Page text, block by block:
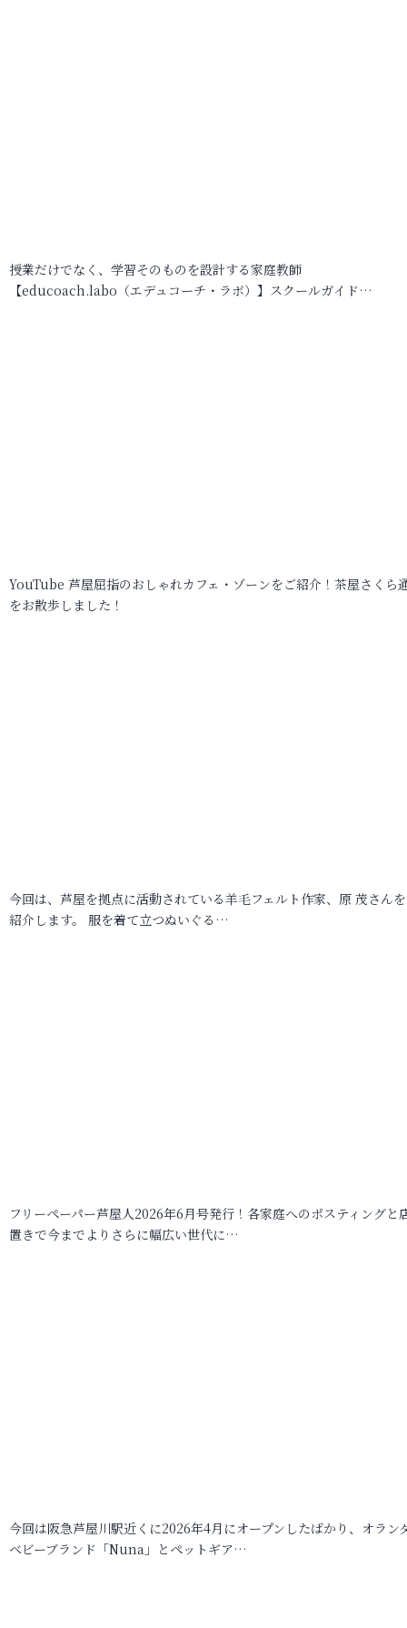
授業だけでなく、学習そのものを設計する家庭教師
【educoach.labo（エデュコーチ・ラボ）】スクールガイド…
YouTube 芦屋屈指のおしゃれカフェ・ゾーンをご紹介！茶屋さくら
をお散歩しました！
今回は、芦屋を拠点に活動されている羊毛フェルト作家、原 茂さん
紹介します。 服を着て立つぬいぐる…
フリーペーパー芦屋人2026年6月号発行！各家庭へのポスティングと
置きで今までよりさらに幅広い世代に…
今回は阪急芦屋川駅近くに2026年4月にオープンしたばかり、オラン
ベビーブランド「Nuna」とペットギア…